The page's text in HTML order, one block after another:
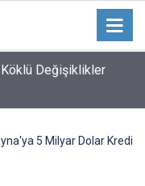
Köklü Değişiklikler
5 Milyar Dolar Kredi